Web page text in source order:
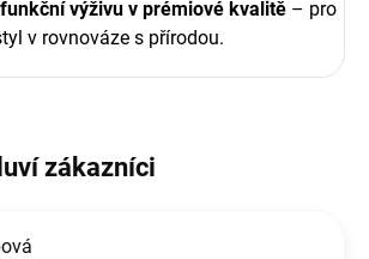
funkční výživu v prémiové kvalitě – pro
v rovnováze s přírodou.